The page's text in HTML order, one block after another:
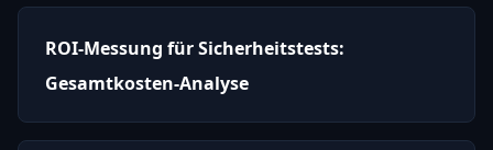
ROI-Messung für Sicherheitstests:
Gesamtkosten-Analyse